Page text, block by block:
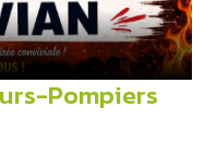
Pompiers